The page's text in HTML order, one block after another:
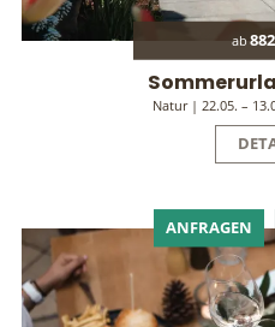
ab
Natur | 22.05. –
ANFRAGEN